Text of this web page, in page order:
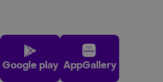
Google play AppGallery